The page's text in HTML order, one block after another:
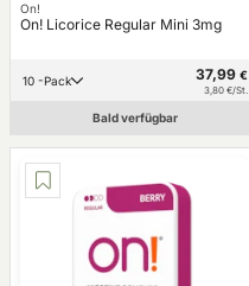
On!
On! Licorice Regular Mini 3mg
10 -Pack 37,99 €
3,80 €/St.
Bald verfügbar